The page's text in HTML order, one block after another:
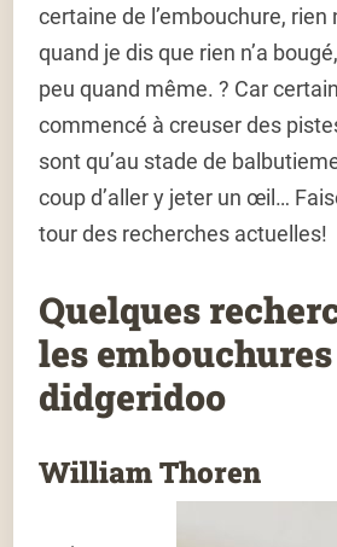
certaine de l’embouchure, rien
quand je dis que rien n’a
peu quand même. ? Car
commencé à creuser des
sont qu’au stade de
coup d’aller y jeter un œil…
tour des recherches actuelles!
Quelques
les
didgeridoo
William Thoren